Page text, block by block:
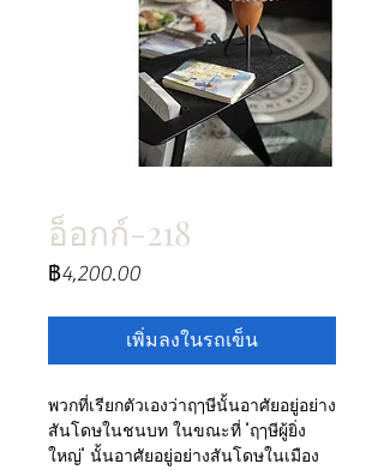
อ็อกก์-218
฿4,200.00ราคา
เพิ่มลงในรถเข็น
พวกที่เรียกตัวเองว่าฤๅษีนั้นอาศัยอยู่อย่าง
สันโดษในชนบท ในขณะที่ "ฤๅษีผู้ยิ่ง
ใหญ่" นั้นอาศัยอยู่อย่างสันโดษในเมือง